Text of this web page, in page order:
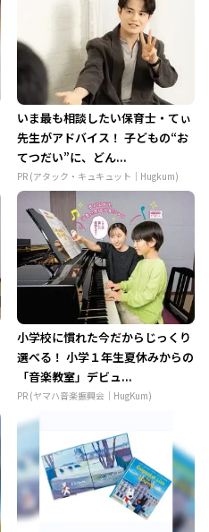
いま最も相談したい保育士・てぃ
先生がアドバイス！ 子どもの“お
てつだい”に、どん...
PR (アタック・キュキュット｜Hugkum)
小学校に慣れた今だからじっくり
選べる！ 小学１年生夏休みからの
「音楽教室」デビュ...
PR (ヤマハ音楽振興会｜HugKum)